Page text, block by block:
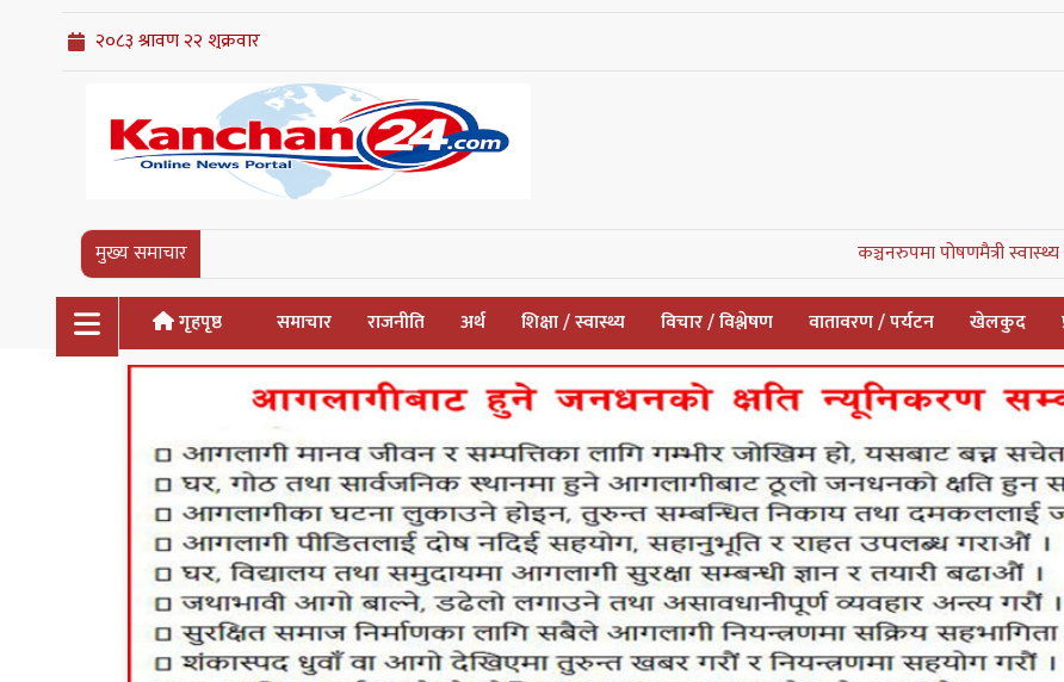
मुख्य समाचार कञ्चनरुपमा पोषणमैत्री स्वास्थ्य सेवाको
गृहपृष्ठ समाचार राजनीति अर्थ शिक्षा / स्वास्थ्य विचार / विश्लेषण वातावरण / पर्यटन खेलकुद